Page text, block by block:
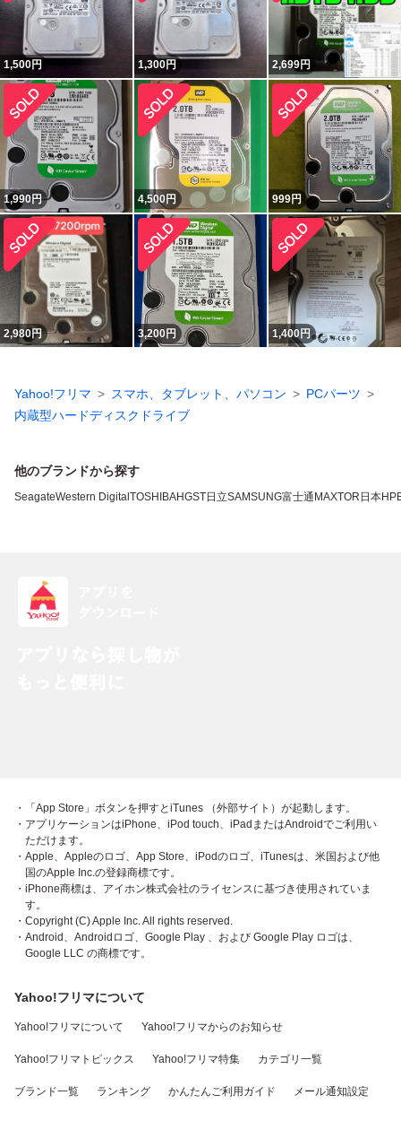
1,500円 1,300円 2,699円
1,990円 4,500円 999円
2,980円 3,200円 1,400円
Yahoo!フリマ スマホ、タブレット、パソコン
PCパーツ
内蔵型ハードディスクドライブ
他のブランドから探す
SeagateWestern Digital TOSHIBAHGST日立SAMSUNG富士通 MAXTOR 日本HP
・「App Store」ボタンを押すとiTunes （外部サイト）が起動します。
・アプリケーションはiPhone、iPod touch、iPadまたはAndroidでご利用い
ただけます。
・Apple、Appleのロゴ、App Store、iPodのロゴ、iTunesは、米国および他
国のApple Inc.の登録商標です。
・iPhone商標は、アイホン株式会社のライセンスに基づき使用されていま
す。
・Copyright (C) Apple Inc. All rights reserved.
・Android、Androidロゴ、Google Play 、および Google Play ロゴは、
Google LLC の商標です。
Yahoo!フリマについて
Yahoo!フリマについて Yahoo!フリマからのお知らせ
Yahoo!フリマトピックス Yahoo!フリマ特集 カテゴリ一覧
ブランド一覧 ランキング かんたんご利用ガイド メール通知設定